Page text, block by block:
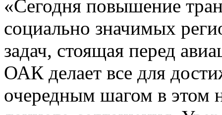
«Сегодня повышение
социально значимых
задач, стоящая перед
ОАК делает все для
очередным шагом в этом